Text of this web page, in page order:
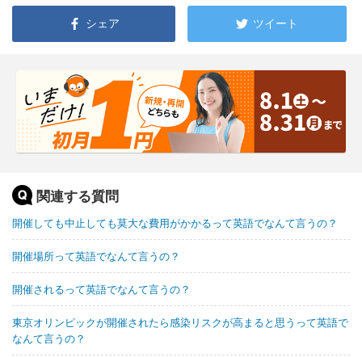
シェア ツイート
関連する質問
開催しても中止しても莫大な費用がかかるって英語でなんて言うの？
開催場所って英語でなんて言うの？
開催されるって英語でなんて言うの？
東京オリンピックが開催されたら感染リスクが高まると思うって英語で
なんて言うの？